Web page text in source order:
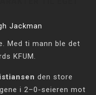
Jackman
Med ti mann ble det
KFUM.
den store
i 2–0-seieren mot